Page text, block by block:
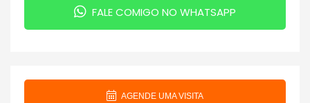
FALE COMIGO NO WHATSAPP
AGENDE UMA VISITA